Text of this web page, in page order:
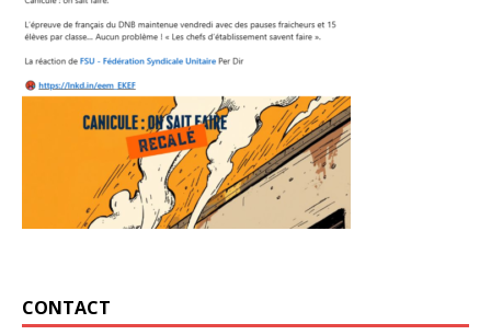
CONTACT